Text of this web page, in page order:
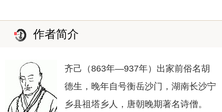
作者简介
齐己（863年—937年）出家前俗名胡
德生，晚年自号衡岳沙门，湖南长沙宁
乡县祖塔乡人，唐朝晚期著名诗僧。